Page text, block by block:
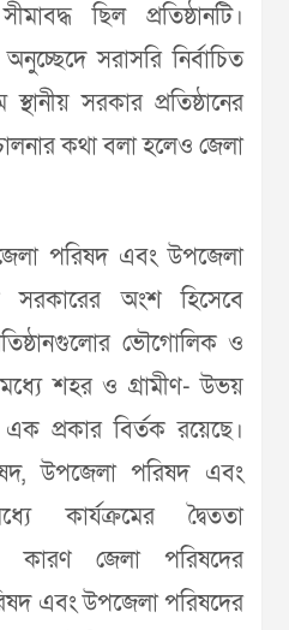
ছিল প্রতিষ্ঠানটি।
সরাসরি নির্বাচিত
সরকার প্রতিষ্ঠানের
কথা বলা হলেও জেলা
পরিষদ এবং উপজেলা
সরকারের অংশ হিসেবে
ভৌগোলিক ও
শহর ও গ্রামীণ- উভয়
প্রকার বির্তক রয়েছে।
উপজেলা পরিষদ এবং
কার্যক্রমের দ্বৈততা
কারণ জেলা পরিষদের
এবং উপজেলা পরিষদের